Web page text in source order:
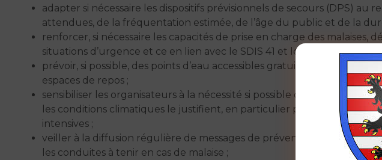
adapter si nécessaire les dispositifs prévisionnels de secours (DPS) au
attendues, de la fréquentation estimée, de l’âge du public et de la
renforcer, si nécessaire les capacités de prise en charge des malaises,
situations d’urgence et ce en lien avec le SDIS 41 et les associations
prévoir, si possible, des points d’eau accessibles gratuitement, des
espaces de repos ;
sensibiliser les organisateurs à la nécessité si possible d’adapter les
les conditions climatiques le justifient, en particulier pour les publics
intensives ;
veiller à la diffusion régulière de messages de prévention rappelant
les conduites à tenir en cas de malaise ;